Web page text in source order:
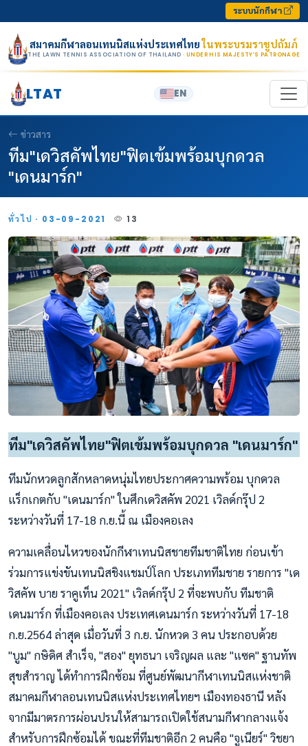
ระบบนักกีฬา
สมาคมกีฬาลอนเทนนิสแห่งประเทศไทยในพระบรมราชูปถัมภ์
THE LAWN TENNIS ASSOCIATION OF THAILAND · UNDER HIS MAJESTY’S PATRONAGE
LTAT EN
ข่าวสาร
ทีม"เดวิสคัพไทย"ฟิตเข้มพร้อมบุกดวล
"เดนมาร์ก"
ทั่วไป · 03-09-2021 13
ทีม"เดวิสคัพไทย"ฟิตเข้มพร้อมบุกดวล "เดนมาร์ก"
ทีมนักหวดลูกสักหลาดหนุ่มไทยประกาศความพร้อม บุกดวล
แร็กเกตกับ "เดนมาร์ก" ในศึกเดวิสคัพ 2021 เวิลด์กรุ๊ป 2
ระหว่างวันที่ 17-18 ก.ย.นี้ ณ เมืองคอเลง
ความเคลื่อนไหวของนักกีฬาเทนนิสชายทีมชาติไทย ก่อนเข้า
ร่วมการแข่งขันเทนนิสชิงแชมป์โลก ประเภททีมชาย รายการ "เด
วิสคัพ บาย ราคูเท็น 2021" เวิลด์กรุ๊ป 2 ที่จะพบกับ ทีมชาติ
เดนมาร์ก ที่เมืองคอเลง ประเทศเดนมาร์ก ระหว่างวันที่ 17-18
ก.ย.2564 ล่าสุด เมื่อวันที่ 3 ก.ย. นักหวด 3 คน ประกอบด้วย
"บูม" กษิดิศ สำเร็จ, "สอง" ยุทธนา เจริญผล และ "แซค" ฐานทัพ
สุขสำราญ ได้ทำการฝึกซ้อม ที่ศูนย์พัฒนากีฬาเทนนิสแห่งชาติ
สมาคมกีฬาลอนเทนนิสแห่งประเทศไทยฯ เมืองทองธานี หลัง
จากมีมาตรการผ่อนปรนให้สามารถเปิดใช้สนามกีฬากลางแจ้ง
สำหรับการฝึกซ้อมได้ ขณะที่ทีมชาติอีก 2 คนคือ "จูเนียร์" วิชยา